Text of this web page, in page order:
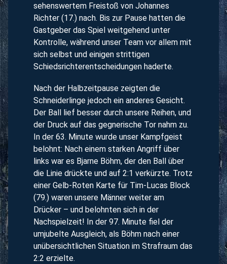
sehenswertem Freistoß von Johannes
Richter (17.) nach. Bis zur Pause hatten die
Gastgeber das Spiel weitgehend unter
Kontrolle, während unser Team vor allem mit
sich selbst und einigen strittigen
Schiedsrichterentscheidungen haderte.
Nach der Halbzeitpause zeigten die
Schneiderlinge jedoch ein anderes Gesicht.
Der Ball lief besser durch unsere Reihen, und
der Druck auf das gegnerische Tor nahm zu.
In der 63. Minute wurde unser Kampfgeist
belohnt: Nach einem starken Angriff über
links war es Bjarne Böhm, der den Ball über
die Linie drückte und auf 2:1 verkürzte. Trotz
einer Gelb-Roten Karte für Tim-Lucas Block
(79.) waren unsere Männer weiter am
Drücker – und belohnten sich in der
Nachspielzeit! In der 97. Minute fiel der
umjubelte Ausgleich, als Böhm nach einer
unübersichtlichen Situation im Strafraum das
2:2 erzielte.